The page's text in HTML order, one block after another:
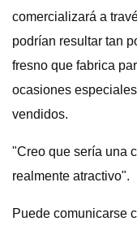
comercializará a
podrían resultar tan
fresno que fabrica
ocasiones
vendidos.
"Creo que sería una
realmente atractivo".
Puede comunicarse